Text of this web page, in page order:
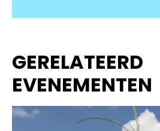
GERELATEERD
EVENEMENTEN